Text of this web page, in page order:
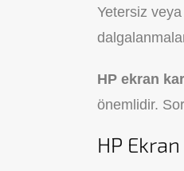
Yetersiz veya
HP ekran
önemlidir.
HP